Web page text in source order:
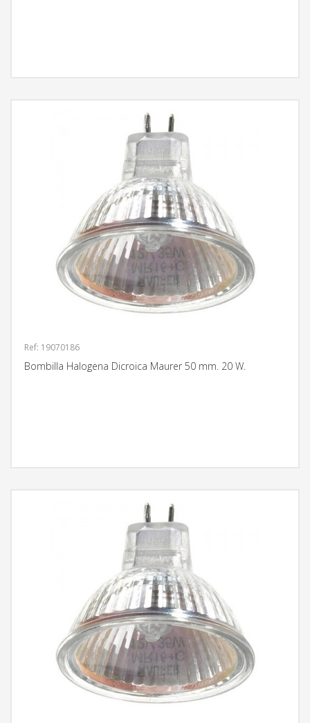
Ref: 19070186
Bombilla Halogena Dicroica Maurer 50 mm. 20 W.